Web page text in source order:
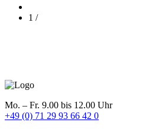
1 /
Mo. – Fr. 9.00 bis 12.00 Uhr
+49 (0) 71 29 93 66 42 0